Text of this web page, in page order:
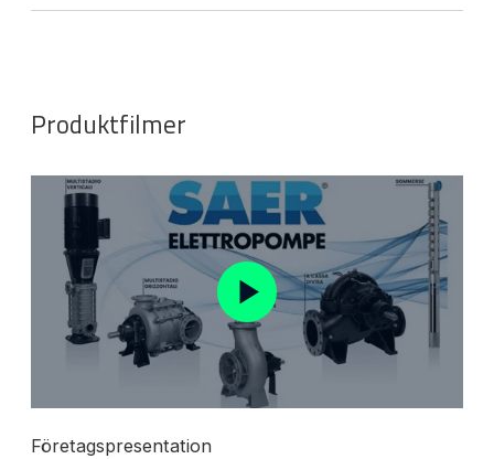
Produktfilmer
Företagspresentation